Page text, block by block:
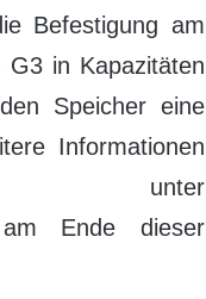
Befestigung am
G3 in Kapazitäten
Speicher eine
Informationen
unter
am Ende dieser